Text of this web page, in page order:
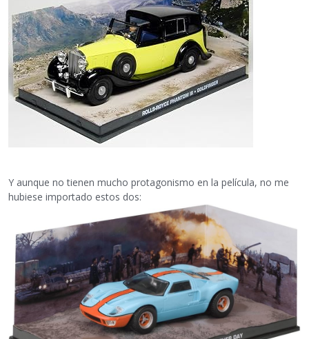
Y aunque no tienen mucho protagonismo en la película, no me
hubiese importado estos dos: